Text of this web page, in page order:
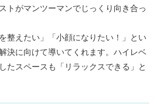
トがマンツーマンでじっくり向き合っ
整えたい」「小顔になりたい！」とい
決に向けて導いてくれます。ハイレベ
たスペースも「リラックスできる」と